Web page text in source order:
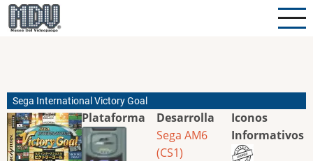
Pasar
al
Sega International Victory Goal
Plataforma
Desarrolla
Sega AM6
(CS1)
Iconos
Informativos